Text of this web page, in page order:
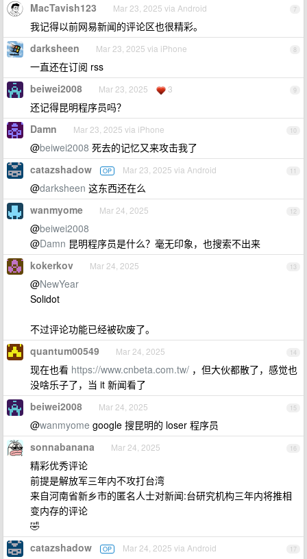
7
MacTavish123 Mar 23, 2025 via Android
我记得以前网易新闻的评论区也很精彩。
8
darksheen Mar 23, 2025 via iPhone
一直还在订阅 rss
9
beiwei2008 Mar 23, 2025 3
还记得昆明程序员吗？
10
Damn Mar 23, 2025 via iPhone
@beiwei2008 死去的记忆又来攻击我了
11
catazshadow OP Mar 23, 2025 via Android
@darksheen 这东西还在么
12
wanmyome Mar 24, 2025
@beiwei2008
@Damn 昆明程序员是什么？毫无印象，也搜索不出来
13
kokerkov Mar 24, 2025
@NewYear
Solidot
不过评论功能已经被砍废了。
14
quantum00549 Mar 24, 2025
现在也看 https://www.cnbeta.com.tw/ ，但大伙都散了，感觉也
没啥乐子了，当 it 新闻看了
15
beiwei2008 Mar 24, 2025
@wanmyome google 搜昆明的 loser 程序员
16
sonnabanana Mar 24, 2025
精彩优秀评论
前提是解放军三年内不攻打台湾
来自河南省新乡市的匿名人士对新闻:台研究机构三年内将推相
变内存的评论
🤣
17
catazshadow OP Mar 24, 2025 via Android